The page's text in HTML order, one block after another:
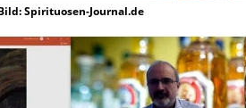
Spirituosen-Journal.de